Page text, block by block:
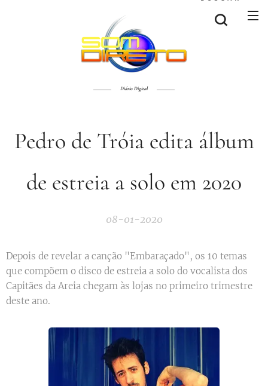
Diário Digital
Pedro de Tróia edita álbum
de estreia a solo em 2020
08-01-2020
Depois de revelar a canção "Embaraçado", os 10 temas
que compõem o disco de estreia a solo do vocalista dos
Capitães da Areia chegam às lojas no primeiro trimestre
deste ano.